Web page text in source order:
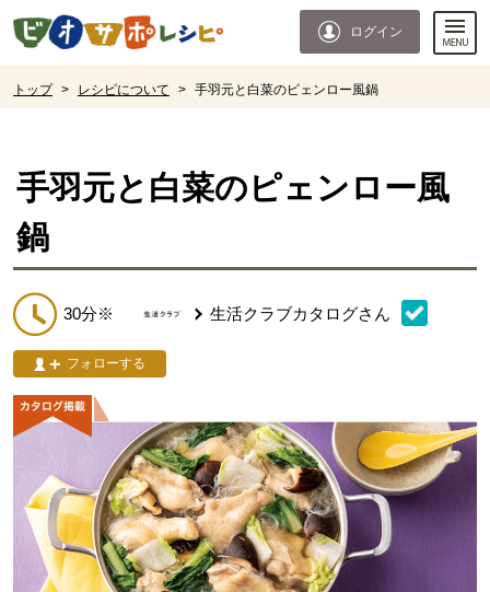
ページの先頭です。
ログイン
トップ > レシピについて > 手羽元と白菜のピェンロー風鍋
手羽元と白菜のピェンロー風
鍋
30分※ 生活クラブカタログさん
フォローする